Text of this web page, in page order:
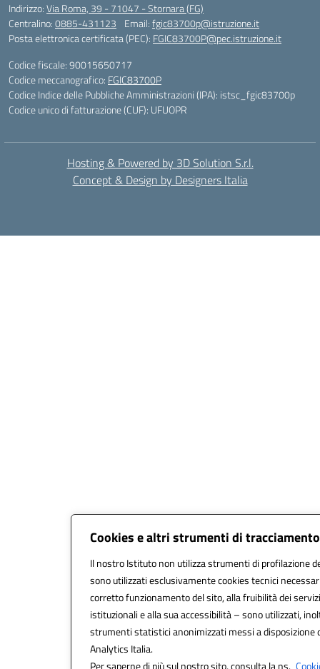
Cookies e altri strumenti di tracciamento
Il nostro Istituto non utilizza strumenti di profilazione
sono utilizzati esclusivamente cookies tecnici
corretto funzionamento del sito, alla fruibilità dei servizi
istituzionali e alla sua accessibilità – sono utilizzati,
strumenti statistici anonimizzati messi a disposizione
Analytics Italia.
Per saperne di più sul nostro sito, consulta la ns.
Indirizzo:Via Roma, 39 - 71047 - Stornara (FG)
Centralino:0885-431123 Email:fgic83700p@istruzione.it
Posta elettronica certificata (PEC): FGIC83700P@pec.istruzione.it
Codice fiscale: 90015650717
Codice meccanografico: FGIC83700P
Codice Indice delle Pubbliche Amministrazioni (IPA): istsc_fgic83700p
Codice unico di fatturazione (CUF): UFUOPR
Hosting & Powered by 3D Solution S.r.l.
Concept & Design by Designers Italia